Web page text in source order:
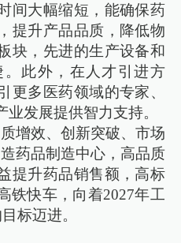
间大幅缩短，能确保药
提升产品品质，降低物
块，先进的生产设备和
此外，在人才引进方
更多医药领域的专家、
发展提供智力支持。
增效、创新突破、市场
药品制造中心，高品质
提升药品销售额，高标
铁快车，向着2027年工
标迈进。